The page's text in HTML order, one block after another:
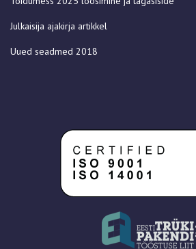
Julkaisija ajakirja artikkel
Uued seadmed 2018